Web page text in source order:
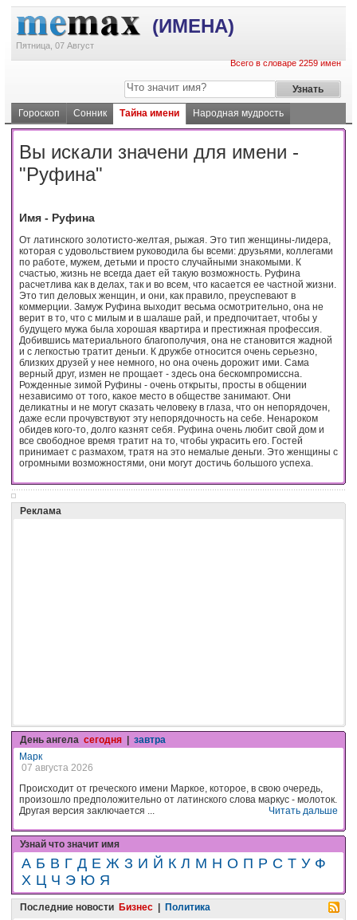
(ИМЕНА)
Пятница, 07 Август
Всего в словаре 2259 имен
Гороскоп Сонник Тайна имени Народная мудрость
Вы искали значени для имени -
"Руфина"
Имя - Руфина
От латинского золотисто-желтая, рыжая. Это тип женщины-лидера,
которая с удовольствием руководила бы всеми: друзьями, коллегами
по работе, мужем, детьми и просто случайными знакомыми. К
счастью, жизнь не всегда дает ей такую возможность. Руфина
расчетлива как в делах, так и во всем, что касается ее частной жизни.
Это тип деловых женщин, и они, как правило, преуспевают в
коммерции. Замуж Руфина выходит весьма осмотрительно, она не
верит в то, что с милым и в шалаше рай, и предпочитает, чтобы у
будущего мужа была хорошая квартира и престижная профессия.
Добившись материального благополучия, она не становится жадной
и с легкостью тратит деньги. К дружбе относится очень серьезно,
близких друзей у нее немного, но она очень дорожит ими. Сама
верный друг, измен не прощает - здесь она бескомпромиссна.
Рожденные зимой Руфины - очень открыты, просты в общении
независимо от того, какое место в обществе занимают. Они
деликатны и не могут сказать человеку в глаза, что он непорядочен,
даже если прочувствуют эту непорядочность на себе. Ненароком
обидев кого-то, долго казнят себя. Руфина очень любит свой дом и
все свободное время тратит на то, чтобы украсить его. Гостей
принимает с размахом, тратя на это немалые деньги. Это женщины с
огромными возможностями, они могут достичь большого успеха.
Реклама
День ангела сегодня | завтра
Марк
07 августа 2026
Происходит от греческого имени Маркое, которое, в свою очередь,
произошло предположительно от латинского слова маркус - молоток.
Другая версия заключается ...
Читать дальше
Узнай что значит имя
А Б В Г Д Е Ж З И Й К Л М Н О П Р С Т У Ф
Х Ц Ч Э Ю Я
Последние новости Бизнес | Политика